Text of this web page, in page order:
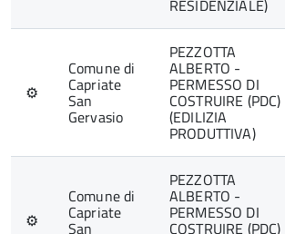
RESIDENZIALE)
⚙
Comune di
Capriate
San
Gervasio
PEZZOTTA
ALBERTO -
PERMESSO DI
COSTRUIRE (PDC)
(EDILIZIA
PRODUTTIVA)
⚙
Comune di
Capriate
San
PEZZOTTA
ALBERTO -
PERMESSO DI
COSTRUIRE (PDC)